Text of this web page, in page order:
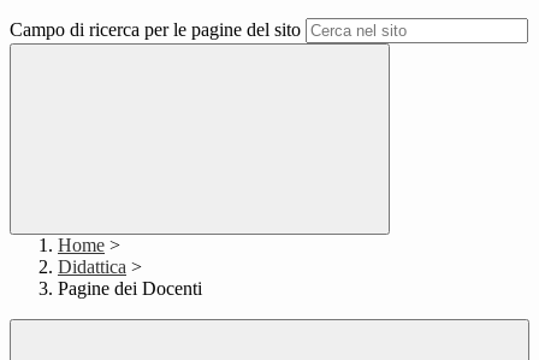
Campo di ricerca per le pagine del sito
Home >
Didattica >
Pagine dei Docenti